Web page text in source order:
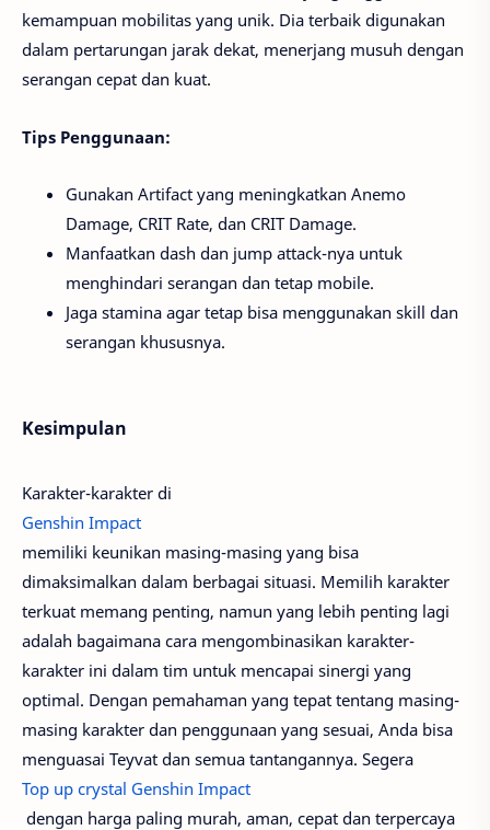
kemampuan mobilitas yang unik. Dia terbaik digunakan
dalam pertarungan jarak dekat, menerjang musuh dengan
serangan cepat dan kuat.
Tips Penggunaan:
Gunakan Artifact yang meningkatkan Anemo
Damage, CRIT Rate, dan CRIT Damage.
Manfaatkan dash dan jump attack-nya untuk
menghindari serangan dan tetap mobile.
Jaga stamina agar tetap bisa menggunakan skill dan
serangan khususnya.
Kesimpulan
Karakter-karakter di
Genshin Impact
memiliki keunikan masing-masing yang bisa
dimaksimalkan dalam berbagai situasi. Memilih karakter
terkuat memang penting, namun yang lebih penting lagi
adalah bagaimana cara mengombinasikan karakter-
karakter ini dalam tim untuk mencapai sinergi yang
optimal. Dengan pemahaman yang tepat tentang masing-
masing karakter dan penggunaan yang sesuai, Anda bisa
menguasai Teyvat dan semua tantangannya. Segera
Top up crystal Genshin Impact
dengan harga paling murah, aman, cepat dan terpercaya